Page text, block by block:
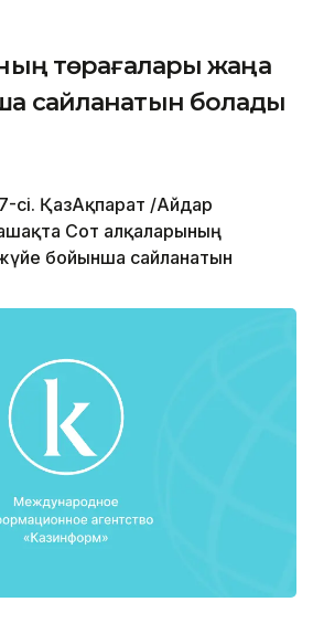
төрағалары жаңа
сайланатын болады
сі. ҚазАқпарат /Айдар
Сот алқаларының
бойынша сайланатын